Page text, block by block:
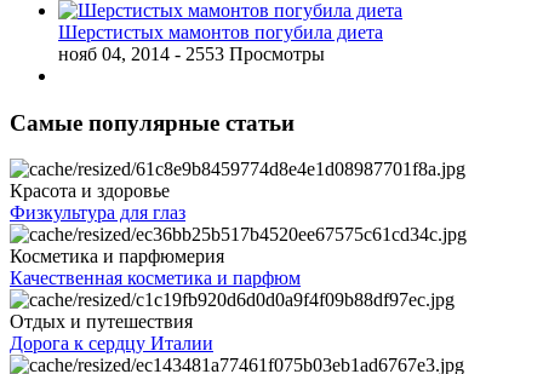
Шерстистых мамонтов погубила диета
нояб 04, 2014 - 2553 Просмотры
Самые популярные статьи
Красота и здоровье
Физкультура для глаз
Косметика и парфюмерия
Качественная косметика и парфюм
Отдых и путешествия
Дорога к сердцу Италии